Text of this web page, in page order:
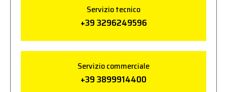
Servizio tecnico
+39 3296249596
Servizio commerciale
+39 3899914400